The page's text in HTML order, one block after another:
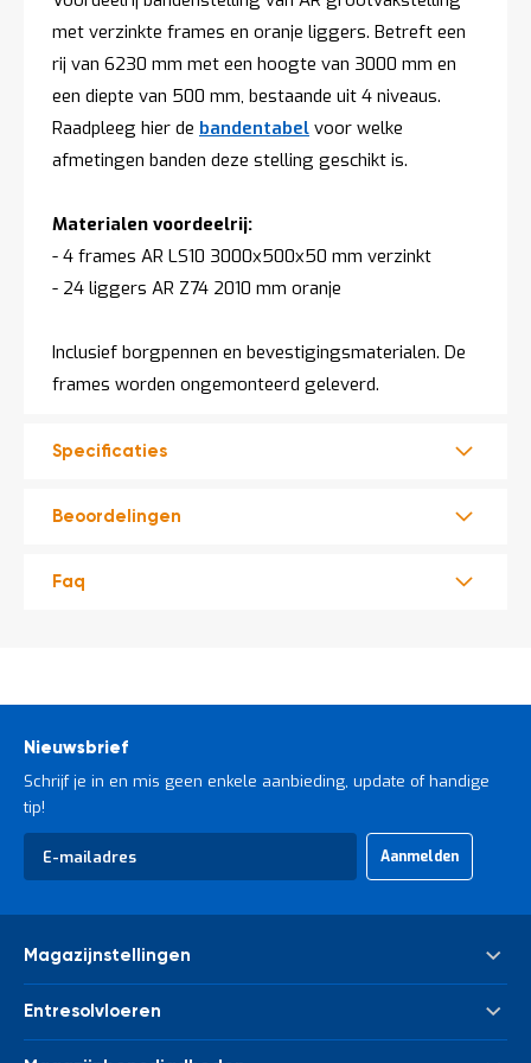
Mijn
account
met verzinkte frames en oranje liggers. Betreft een
rij van 6230 mm met een hoogte van 3000 mm en
een diepte van 500 mm, bestaande uit 4 niveaus.
Raadpleeg hier de bandentabel voor welke
afmetingen banden deze stelling geschikt is.
Materialen voordeelrij:
- 4 frames AR LS10 3000x500x50 mm verzinkt
- 24 liggers AR Z74 2010 mm oranje
Inclusief borgpennen en bevestigingsmaterialen. De
frames worden ongemonteerd geleverd.
Specificaties
Beoordelingen
Faq
Nieuwsbrief
Schrijf je in en mis geen enkele aanbieding, update of handige
tip!
Abonneer
op
Aanmelden
Magazijnstellingen
Entresolvloeren